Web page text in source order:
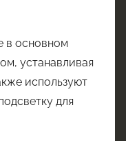
в основном
устанавливая
используют
для